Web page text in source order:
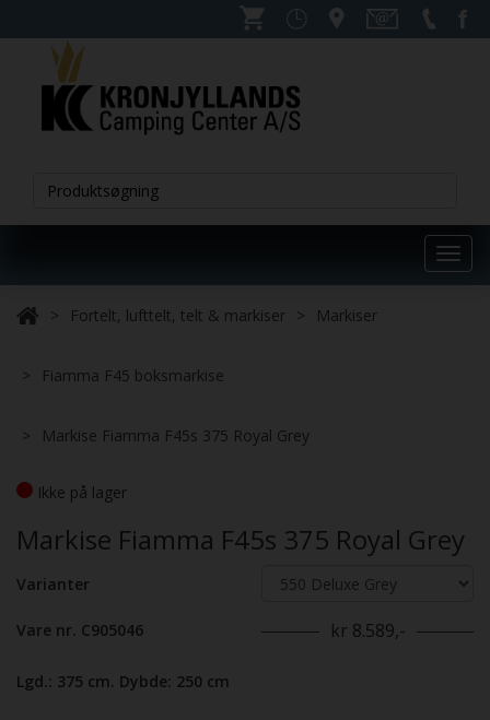
Fortelt, lufttelt, telt & markiser Markiser
Fiamma F45 boksmarkise
Markise Fiamma F45s 375 Royal Grey
Ikke på lager
Markise Fiamma F45s 375 Royal Grey
Varianter
Vare nr. C905046 kr 8.589,-
Lgd.: 375 cm. Dybde: 250 cm